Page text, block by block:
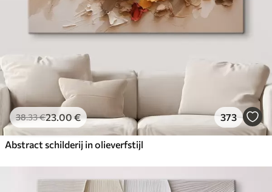
38.33€23.00€ 373
Abstract schilderij in olieverfstijl